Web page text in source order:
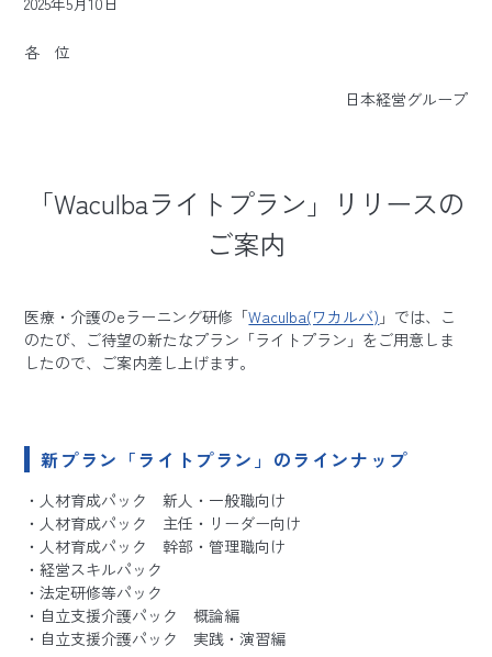
各 位
日本経営グループ
「Waculbaライトプラン」リリースの
ご案内
医療・介護のeラーニング研修「Waculba(ワカルバ) 」では、こ
のたび、ご待望の新たなプラン「ライトプラン」をご用意しま
したので、ご案内差し上げます。
新プラン「ライトプラン」のラインナップ
人材育成パック 新人・一般職向け
人材育成パック 主任・リーダー向け
人材育成パック 幹部・管理職向け
経営スキルパック
法定研修等パック
自立支援介護パック 概論編
自立支援介護パック 実践・演習編